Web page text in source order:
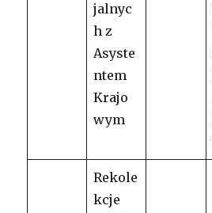
jalnyc
h z
Asyste
ntem
Krajo
wym
Rekole
kcje